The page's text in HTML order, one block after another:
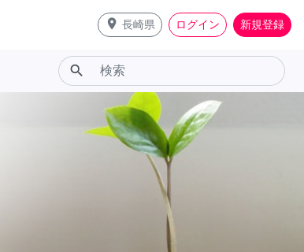
place 長崎県 ログイン 新規登録
search